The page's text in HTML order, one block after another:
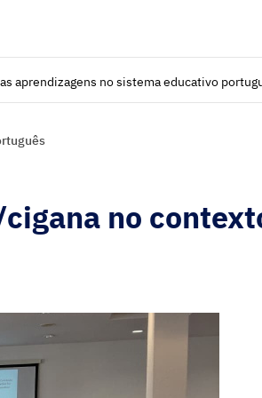
aprendizagens no sistema educativo
no